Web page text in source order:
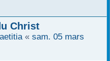
Christ
« sam. 05 mars